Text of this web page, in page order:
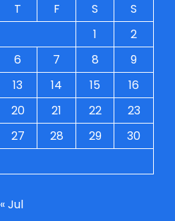
T F S
S
1
2
6 7 8
9
13 14 15
16
20 21 22
23
27 28 29
30
« Jul